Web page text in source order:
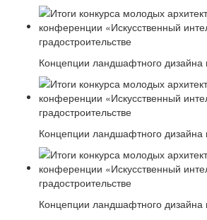
Концепции ландшафтного дизайна
Концепции ландшафтного дизайна
Концепции ландшафтного дизайна